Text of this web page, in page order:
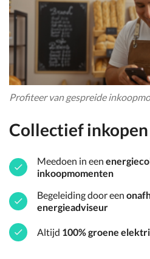
Profiteer van gespreide
Collectief inkopen
Meedoen in een
inkoopmomenten
Begeleiding door een
energieadviseur
Altijd 100% groene